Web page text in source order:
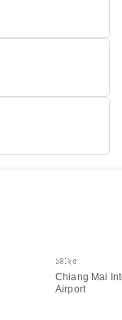
১৪:২৫
Chiang Mai
Airport